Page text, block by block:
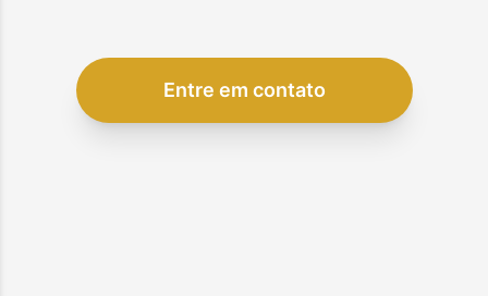
Entre em contato